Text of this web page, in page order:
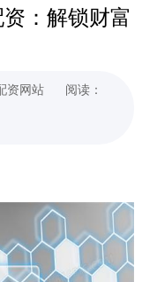
：解锁财富
资网站
阅读：